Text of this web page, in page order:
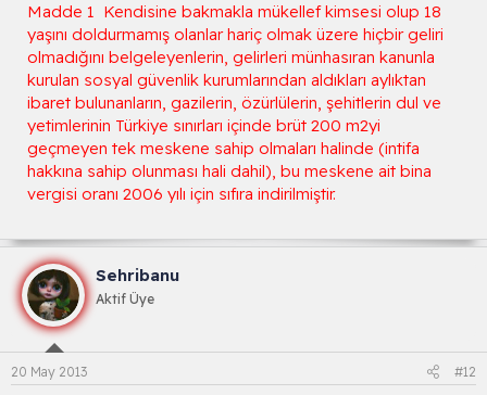
Madde 1  Kendisine bakmakla mükellef kimsesi olup 18
yaşını doldurmamış olanlar hariç olmak üzere hiçbir geliri
olmadığını belgeleyenlerin, gelirleri münhasıran kanunla
kurulan sosyal güvenlik kurumlarından aldıkları aylıktan
ibaret bulunanların, gazilerin, özürlülerin, şehitlerin dul ve
yetimlerinin Türkiye sınırları içinde brüt 200 m2yi
geçmeyen tek meskene sahip olmaları halinde (intifa
hakkına sahip olunması hali dahil), bu meskene ait bina
vergisi oranı 2006 yılı için sıfıra indirilmiştir.
Sehribanu
Aktif Üye
20 May 2013 #12